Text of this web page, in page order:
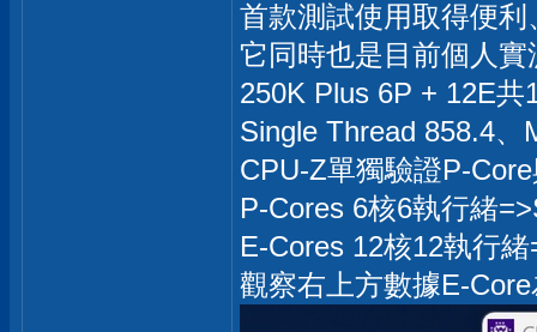
首款測試使用取得便
它同時也是目前個人
250K Plus 6P + 12E共
Single Thread 858.4
CPU-Z單獨驗證P-
P-Cores 6核6執行緒
E-Cores 12核12執行
觀察右上方數據E-